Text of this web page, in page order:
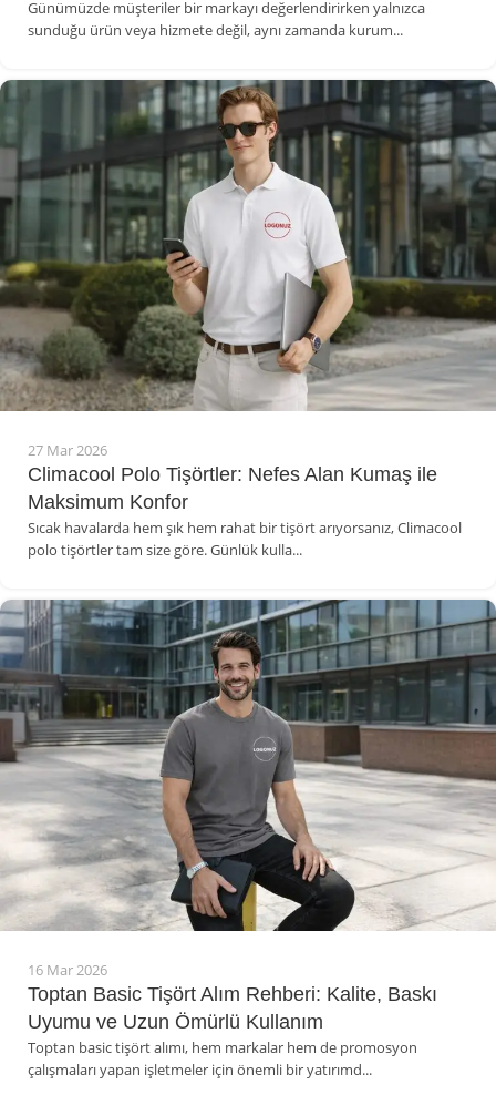
Günümüzde müşteriler bir markayı değerlendirirken yalnızca
sunduğu ürün veya hizmete değil, aynı zamanda kurum...
27 Mar 2026
Climacool Polo Tişörtler: Nefes Alan Kumaş ile
Maksimum Konfor
Sıcak havalarda hem şık hem rahat bir tişört arıyorsanız, Climacool
polo tişörtler tam size göre. Günlük kulla...
16 Mar 2026
Toptan Basic Tişört Alım Rehberi: Kalite, Baskı
Uyumu ve Uzun Ömürlü Kullanım
Toptan basic tişört alımı, hem markalar hem de promosyon
çalışmaları yapan işletmeler için önemli bir yatırımd...